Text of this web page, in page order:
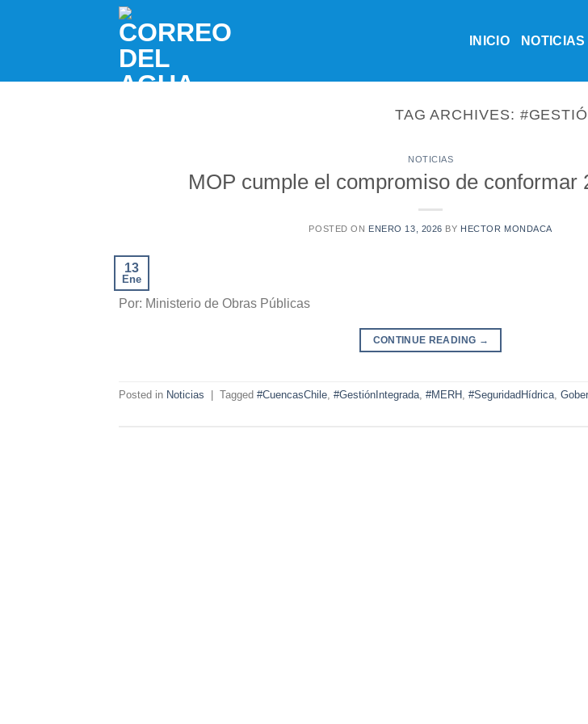
INICIO NOTICIAS
TAG ARCHIVES:
NOTICIAS
MOP cumple el compromiso de conformar
POSTED ON ENERO 13, 2026 BY HECTOR MONDACA
13
Ene
Por: Ministerio de Obras Públicas
CONTINUE READING →
Posted in Noticias Tagged #CuencasChile, #GestiónIntegrada, #MERH , #SeguridadHídrica,